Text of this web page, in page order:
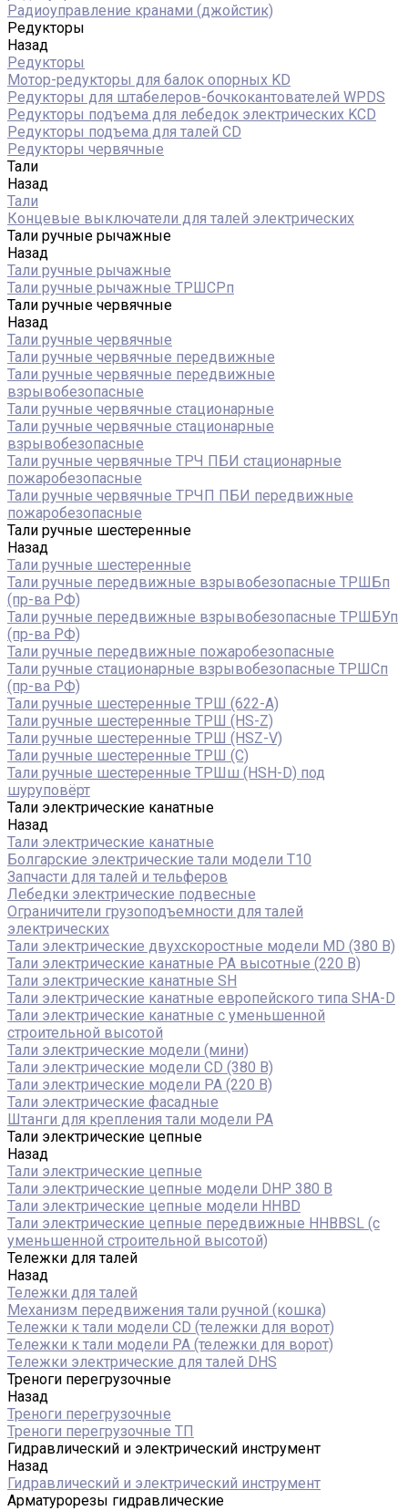
Радиоуправление кранами (джойстик)
Редукторы
Назад
Редукторы
Мотор-редукторы для балок опорных KD
Редукторы для штабелеров-бочкокантователей WPDS
Редукторы подъема для лебедок электрических KCD
Редукторы подъема для талей CD
Редукторы червячные
Тали
Назад
Тали
Концевые выключатели для талей электрических
Тали ручные рычажные
Назад
Тали ручные рычажные
Тали ручные рычажные ТРШСРп
Тали ручные червячные
Назад
Тали ручные червячные
Тали ручные червячные передвижные
Тали ручные червячные передвижные
взрывобезопасные
Тали ручные червячные стационарные
Тали ручные червячные стационарные
взрывобезопасные
Тали ручные червячные ТРЧ ПБИ стационарные
пожаробезопасные
Тали ручные червячные ТРЧП ПБИ передвижные
пожаробезопасные
Тали ручные шестеренные
Назад
Тали ручные шестеренные
Тали ручные передвижные взрывобезопасные ТРШБп
(пр-ва РФ)
Тали ручные передвижные взрывобезопасные ТРШБУп
(пр-ва РФ)
Тали ручные передвижные пожаробезопасные
Тали ручные стационарные взрывобезопасные ТРШСп
(пр-ва РФ)
Тали ручные шестеренные ТРШ (622-A)
Тали ручные шестеренные ТРШ (HS-Z)
Тали ручные шестеренные ТРШ (HSZ-V)
Тали ручные шестеренные ТРШ (С)
Тали ручные шестеренные ТРШш (HSH-D) под
шуруповёрт
Тали электрические канатные
Назад
Тали электрические канатные
Болгарские электрические тали модели T10
Запчасти для талей и тельферов
Лебедки электрические подвесные
Ограничители грузоподъемности для талей
электрических
Тали электрические двухскоростные модели MD (380 В)
Тали электрические канатные PA высотные (220 В)
Тали электрические канатные SH
Тали электрические канатные европейского типа SHA-D
Тали электрические канатные с уменьшенной
строительной высотой
Тали электрические модели (мини)
Тали электрические модели CD (380 В)
Тали электрические модели РА (220 В)
Тали электрические фасадные
Штанги для крепления тали модели РА
Тали электрические цепные
Назад
Тали электрические цепные
Тали электрические цепные модели DHP 380 В
Тали электрические цепные модели HHBD
Тали электрические цепные передвижные HHBBSL (с
уменьшенной строительной высотой)
Тележки для талей
Назад
Тележки для талей
Механизм передвижения тали ручной (кошка)
Тележки к тали модели CD (тележки для ворот)
Тележки к тали модели РА (тележки для ворот)
Тележки электрические для талей DHS
Треноги перегрузочные
Назад
Треноги перегрузочные
Треноги перегрузочные ТП
Гидравлический и электрический инструмент
Назад
Гидравлический и электрический инструмент
Арматурорезы гидравлические